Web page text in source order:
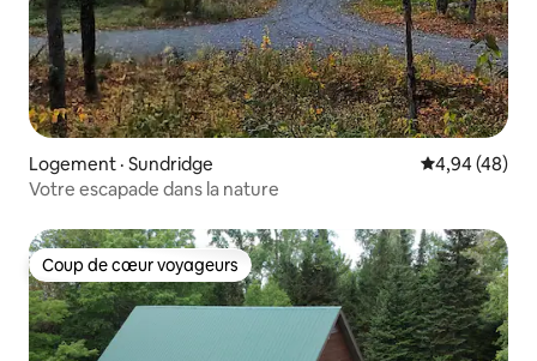
Logement · Sundridge Note
4,94 (48)
Votre escapade dans la nature
Coup de cœur voyageurs
Coup de cœur voyageurs